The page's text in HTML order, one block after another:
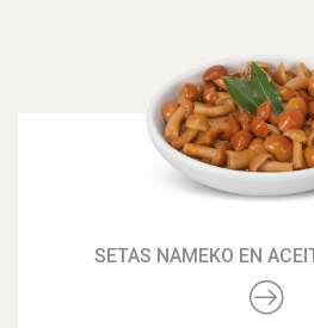
SETAS NAMEKO EN